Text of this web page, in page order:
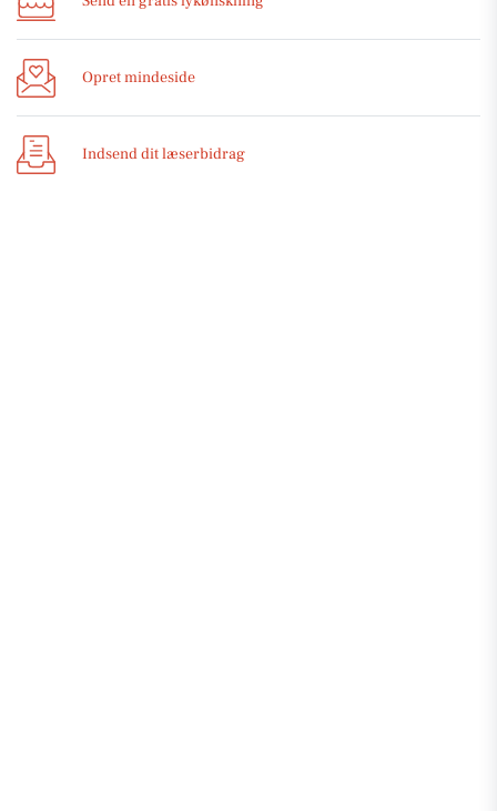
Opret mindeside
Indsend dit læserbidrag